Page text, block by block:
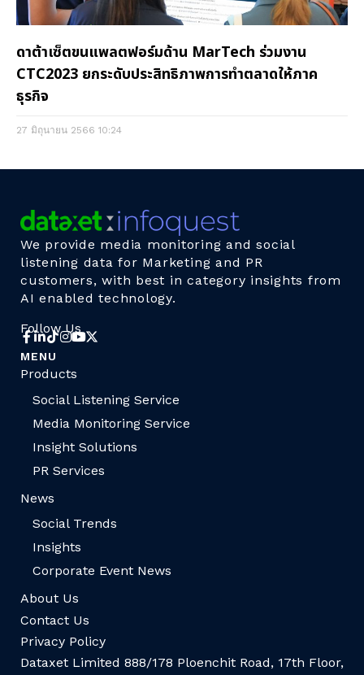
ดาต้าเซ็ตขนแพลตฟอร์มด้าน MarTech ร่วมงาน
CTC2023 ยกระดับประสิทธิภาพการทำตลาดให้ภาค
ธุรกิจ
27 มิถุนายน 2566 10:24
We provide media monitoring and social
listening data for Marketing and PR
customers, with best in category insights from
AI enabled technology.
Follow Us
MENU
Products
Social Listening Service
Media Monitoring Service
Insight Solutions
PR Services
News
Social Trends
Insights
Corporate Event News
About Us
Contact Us
Privacy Policy
Dataxet Limited 888/178 Ploenchit Road, 17th Floor,